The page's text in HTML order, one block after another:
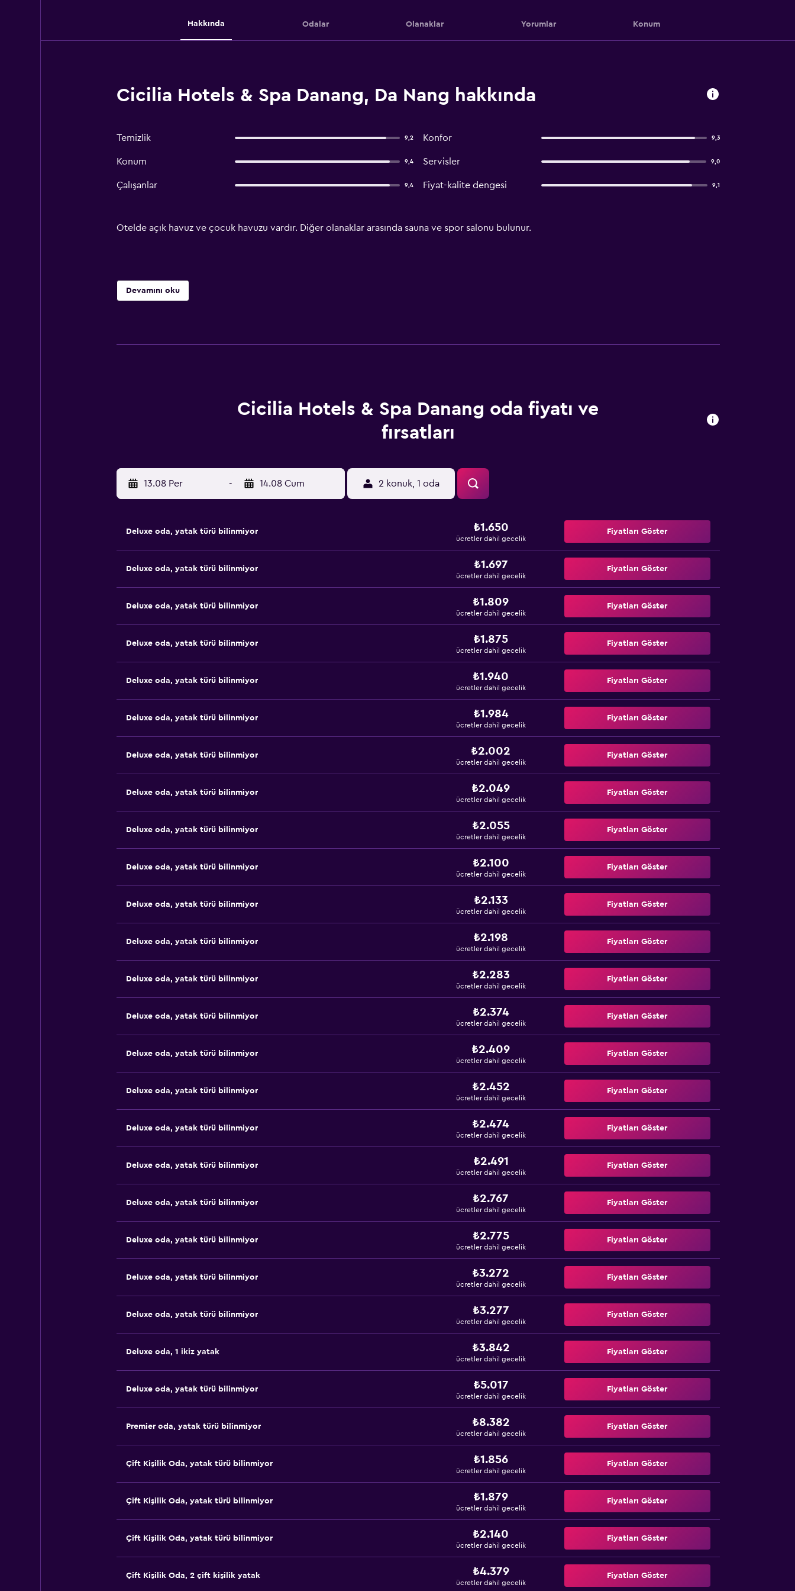
Hakkında Odalar Olanaklar Yorumlar Konum
Cicilia Hotels & Spa Danang, Da Nang hakkında
Temizlik 9,2 Konfor 9,3
Konum 9,4 Servisler 9,0
Çalışanlar 9,4 Fiyat-kalite dengesi 9,1
Otelde açık havuz ve çocuk havuzu vardır. Diğer olanaklar arasında sauna ve spor salonu bulunur.
Devamını oku
Cicilia Hotels & Spa Danang oda fiyatı ve
fırsatları
13.08 Per - 14.08 Cum 2 konuk, 1 oda
Deluxe oda, yatak türü bilinmiyor ₺1.650
ücretler dahil gecelik
Fiyatları Göster
Deluxe oda, yatak türü bilinmiyor ₺1.697
ücretler dahil gecelik
Fiyatları Göster
Deluxe oda, yatak türü bilinmiyor ₺1.809
ücretler dahil gecelik
Fiyatları Göster
Deluxe oda, yatak türü bilinmiyor ₺1.875
ücretler dahil gecelik
Fiyatları Göster
Deluxe oda, yatak türü bilinmiyor ₺1.940
ücretler dahil gecelik
Fiyatları Göster
Deluxe oda, yatak türü bilinmiyor ₺1.984
ücretler dahil gecelik
Fiyatları Göster
Deluxe oda, yatak türü bilinmiyor ₺2.002
ücretler dahil gecelik
Fiyatları Göster
Deluxe oda, yatak türü bilinmiyor ₺2.049
ücretler dahil gecelik
Fiyatları Göster
Deluxe oda, yatak türü bilinmiyor ₺2.055
ücretler dahil gecelik
Fiyatları Göster
Deluxe oda, yatak türü bilinmiyor ₺2.100
ücretler dahil gecelik
Fiyatları Göster
Deluxe oda, yatak türü bilinmiyor ₺2.133
ücretler dahil gecelik
Fiyatları Göster
Deluxe oda, yatak türü bilinmiyor ₺2.198
ücretler dahil gecelik
Fiyatları Göster
Deluxe oda, yatak türü bilinmiyor ₺2.283
ücretler dahil gecelik
Fiyatları Göster
Deluxe oda, yatak türü bilinmiyor ₺2.374
ücretler dahil gecelik
Fiyatları Göster
Deluxe oda, yatak türü bilinmiyor ₺2.409
ücretler dahil gecelik
Fiyatları Göster
Deluxe oda, yatak türü bilinmiyor ₺2.452
ücretler dahil gecelik
Fiyatları Göster
Deluxe oda, yatak türü bilinmiyor ₺2.474
ücretler dahil gecelik
Fiyatları Göster
Deluxe oda, yatak türü bilinmiyor ₺2.491
ücretler dahil gecelik
Fiyatları Göster
Deluxe oda, yatak türü bilinmiyor ₺2.767
ücretler dahil gecelik
Fiyatları Göster
Deluxe oda, yatak türü bilinmiyor ₺2.775
ücretler dahil gecelik
Fiyatları Göster
Deluxe oda, yatak türü bilinmiyor ₺3.272
ücretler dahil gecelik
Fiyatları Göster
Deluxe oda, yatak türü bilinmiyor ₺3.277
ücretler dahil gecelik
Fiyatları Göster
Deluxe oda, 1 ikiz yatak ₺3.842
ücretler dahil gecelik
Fiyatları Göster
Deluxe oda, yatak türü bilinmiyor ₺5.017
ücretler dahil gecelik
Fiyatları Göster
Premier oda, yatak türü bilinmiyor ₺8.382
ücretler dahil gecelik
Fiyatları Göster
Çift ​Kişilik Oda, yatak türü bilinmiyor ₺1.856
ücretler dahil gecelik
Fiyatları Göster
Çift ​Kişilik Oda, yatak türü bilinmiyor ₺1.879
ücretler dahil gecelik
Fiyatları Göster
Çift ​Kişilik Oda, yatak türü bilinmiyor ₺2.140
ücretler dahil gecelik
Fiyatları Göster
Çift ​Kişilik Oda, 2 çift kişilik yatak ₺4.379
ücretler dahil gecelik
Fiyatları Göster